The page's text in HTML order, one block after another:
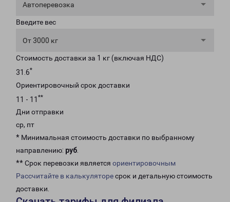
Автоперевозка
Введите вес
От 3000 кг
Стоимость доставки за 1 кг (включая НДС)
31.6*
Ориентировочный срок доставки
11 - 11 **
Дни отправки
ср, пт
* Минимальная стоимость доставки по выбранному
направлению: руб.
** Срок перевозки является ориентировочным
Рассчитайте в калькуляторесрок и детальную стоимость
доставки.